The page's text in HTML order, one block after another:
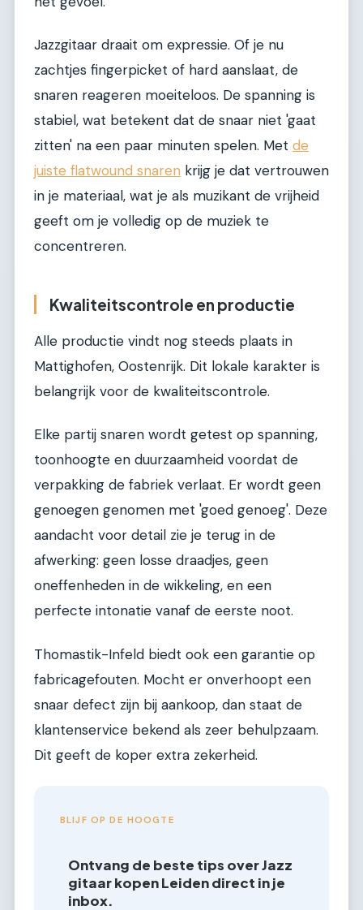
Jazzgitaar draait om expressie. Of je nu
zachtjes fingerpicket of hard aanslaat, de
snaren reageren moeiteloos. De spanning is
stabiel, wat betekent dat de snaar niet 'gaat
zitten' na een paar minuten spelen. Met de
juiste flatwound snaren krijg je dat vertrouwen
in je materiaal, wat je als muzikant de vrijheid
geeft om je volledig op de muziek te
concentreren.
Kwaliteitscontrole en productie
Alle productie vindt nog steeds plaats in
Mattighofen, Oostenrijk. Dit lokale karakter is
belangrijk voor de kwaliteitscontrole.
Elke partij snaren wordt getest op spanning,
toonhoogte en duurzaamheid voordat de
verpakking de fabriek verlaat. Er wordt geen
genoegen genomen met 'goed genoeg'. Deze
aandacht voor detail zie je terug in de
afwerking: geen losse draadjes, geen
oneffenheden in de wikkeling, en een
perfecte intonatie vanaf de eerste noot.
Thomastik-Infeld biedt ook een garantie op
fabricagefouten. Mocht er onverhoopt een
snaar defect zijn bij aankoop, dan staat de
klantenservice bekend als zeer behulpzaam.
Dit geeft de koper extra zekerheid.
BLIJF OP DE HOOGTE
Ontvang de beste tips over Jazz
gitaar kopen Leiden direct in je
inbox.